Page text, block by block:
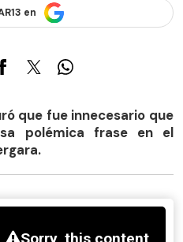
en
que fue innecesario que
polémica frase en el